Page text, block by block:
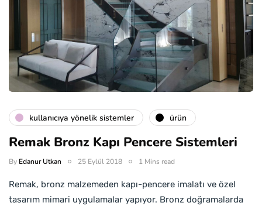
kullanıcıya yönelik sistemler ürün
Remak Bronz Kapı Pencere Sistemleri
By Edanur Utkan 25 Eylül 2018 1 Mins read
Remak, bronz malzemeden kapı-pencere imalatı ve özel
tasarım mimari uygulamalar yapıyor. Bronz doğramalarda